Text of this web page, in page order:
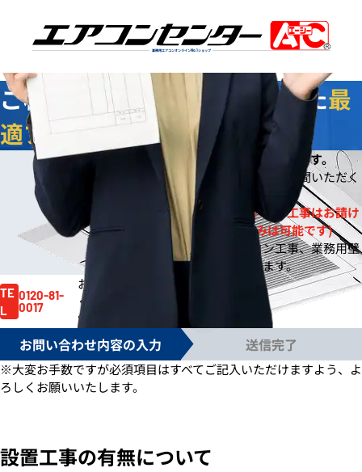
業務用エアコンオンラインNo.1ショップ
ご相談 無料 ！お客様に合わせた最
適プラン
をご提案します
今なら ※お見積りをご提出いたします。
※ご依頼の規模によりご案内までお時間いただく
場合もございます。
※一般住宅への壁掛ルームエアコン工事はお請け
しておりません。(機器販売のみは可能です)
※事務所や店舗のルームエアコン工事、業務用壁
掛エアコン工事は対応しております。
TE
L
0120-81-
0017
お見積り依頼はお電話でも賜ります。お気軽にご依頼
ください。
電話受付時間 /
お問い合わせ内容の入力 送信完了
※大変お手数ですが必須項目はすべてご記入いただけますよう、よ
ろしくお願いいたします。
設置工事の有無について